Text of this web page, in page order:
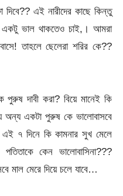
দিবে?? এই নারীদের কাছে কিন্তু
একটু ভাল থাকতেও চাই,। আমরা
তাহলে ছেলেরা শরির কে??
পুরুষ দাবী করা? বিয়ে মানেই কি
অন্য একটা পুরুষ কে ভালোবাসবে
৭ দিনে কি কামনার সুখ মেলে
কেন ভালোবাসিনা???
মাল মেরে দিয়ে চলে যাবে…